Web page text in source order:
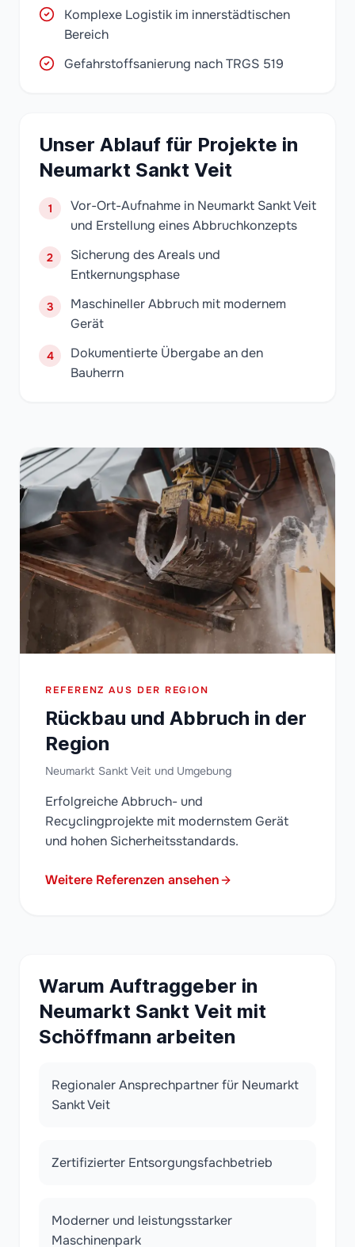
Komplexe Logistik im innerstädtischen
Bereich
Gefahrstoffsanierung nach TRGS 519
Unser Ablauf für Projekte in
Neumarkt Sankt Veit
1
Vor-Ort-Aufnahme in Neumarkt Sankt Veit
und Erstellung eines Abbruchkonzepts
2
Sicherung des Areals und
Entkernungsphase
3
Maschineller Abbruch mit modernem
Gerät
4
Dokumentierte Übergabe an den
Bauherrn
REFERENZ AUS DER REGION
Rückbau und Abbruch in der
Region
Neumarkt Sankt Veit und Umgebung
Erfolgreiche Abbruch- und
Recyclingprojekte mit modernstem Gerät
und hohen Sicherheitsstandards.
Weitere Referenzen ansehen
Warum Auftraggeber in
Neumarkt Sankt Veit mit
Schöffmann arbeiten
Regionaler Ansprechpartner für Neumarkt
Sankt Veit
Zertifizierter Entsorgungsfachbetrieb
Moderner und leistungsstarker
Maschinenpark